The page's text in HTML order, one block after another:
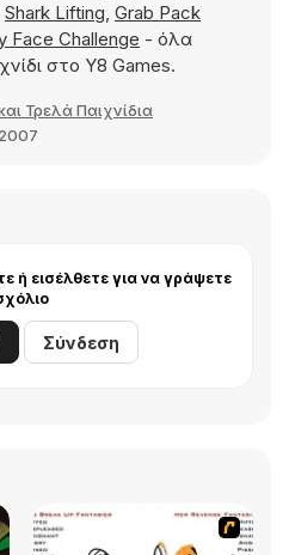
Shark Lifting, Grab Pack
Face Challenge - όλα
στο Y8 Games.
Τρελά Παιχνίδια
ή εισέλθετε για να γράψετε
Σύνδεση